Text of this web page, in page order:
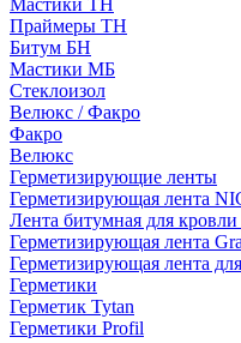
Мастики ТН
Праймеры ТН
Битум БН
Мастики МБ
Стеклоизол
Велюкс / Факро
Факро
Велюкс
Герметизирующие ленты
Герметизирующая лента
Лента битумная для кровли
Герметизирующая лента
Герметизирующая лента
Герметики
Герметик Tytan
Герметики Profil